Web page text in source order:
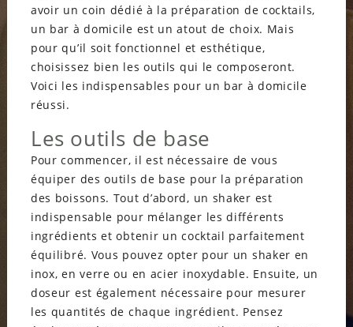
avoir un coin dédié à la préparation de cocktails,
un bar à domicile est un atout de choix. Mais
pour qu’il soit fonctionnel et esthétique,
choisissez bien les outils qui le composeront.
Voici les indispensables pour un bar à domicile
réussi.
Les outils de base
Pour commencer, il est nécessaire de vous
équiper des outils de base pour la préparation
des boissons. Tout d’abord, un shaker est
indispensable pour mélanger les différents
ingrédients et obtenir un cocktail parfaitement
équilibré. Vous pouvez opter pour un shaker en
inox, en verre ou en acier inoxydable. Ensuite, un
doseur est également nécessaire pour mesurer
les quantités de chaque ingrédient. Pensez